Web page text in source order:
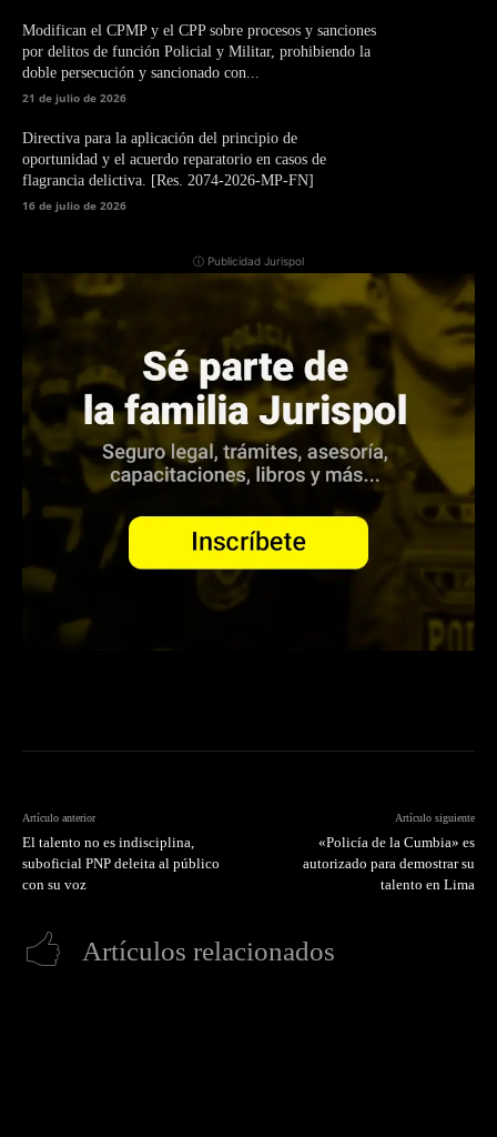
Modifican el CPMP y el CPP sobre procesos y sanciones
por delitos de función Policial y Militar, prohibiendo la
doble persecución y sancionado con...
21 de julio de 2026
Directiva para la aplicación del principio de
oportunidad y el acuerdo reparatorio en casos de
flagrancia delictiva. [Res. 2074-2026-MP-FN]
16 de julio de 2026
ⓘ Publicidad Jurispol
Artículo anterior
El talento no es indisciplina,
suboficial PNP deleita al público
con su voz
Artículo siguiente
«Policía de la Cumbia» es
autorizado para demostrar su
talento en Lima
Artículos relacionados